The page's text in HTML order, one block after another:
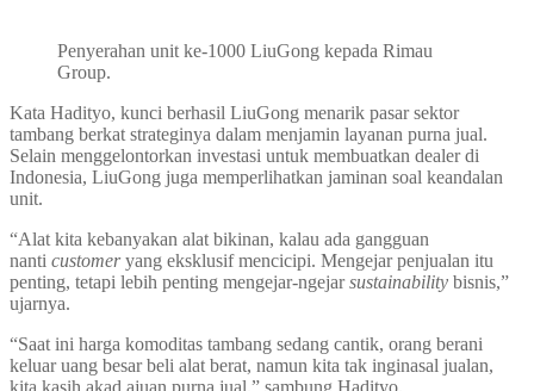
Penyerahan unit ke-1000 LiuGong kepada Rimau
Group.
Kata Hadityo, kunci berhasil LiuGong menarik pasar sektor
tambang berkat strateginya dalam menjamin layanan purna jual.
Selain menggelontorkan investasi untuk membuatkan dealer di
Indonesia, LiuGong juga memperlihatkan jaminan soal keandalan
unit.
“Alat kita kebanyakan alat bikinan, kalau ada gangguan
nanti customeryang eksklusif mencicipi. Mengejar penjualan itu
penting, tetapi lebih penting mengejar-ngejarsustainability bisnis,”
ujarnya.
“Saat ini harga komoditas tambang sedang cantik, orang berani
keluar uang besar beli alat berat, namun kita tak inginasal jualan,
kita kasih akad ajuan purna jual,” sambung Hadityo.